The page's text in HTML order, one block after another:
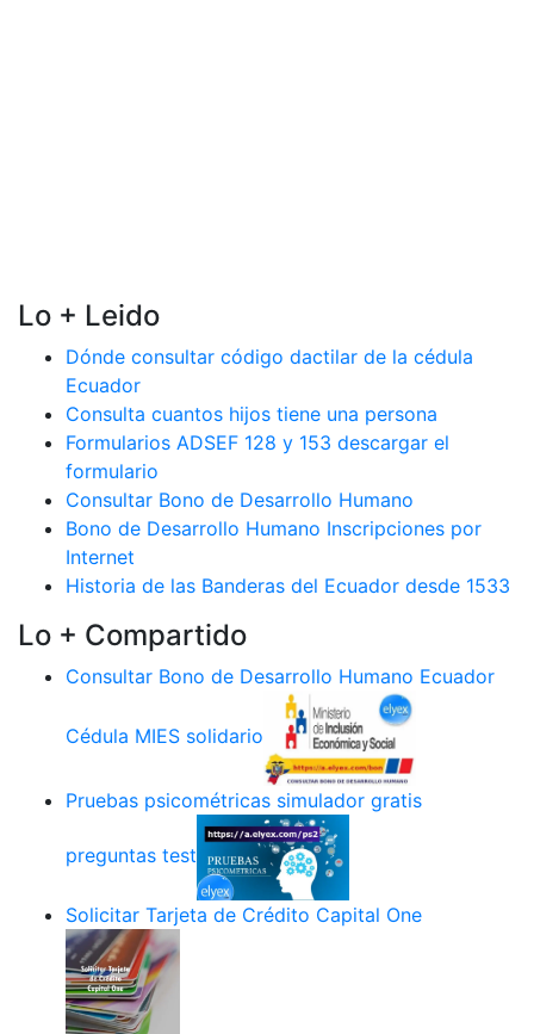
Lo + Leido
Dónde consultar código dactilar de la cédula
Ecuador
Consulta cuantos hijos tiene una persona
Formularios ADSEF 128 y 153 descargar el
formulario
Consultar Bono de Desarrollo Humano
Bono de Desarrollo Humano Inscripciones por
Internet
Historia de las Banderas del Ecuador desde 1533
Lo + Compartido
Consultar Bono de Desarrollo Humano Ecuador
Cédula MIES solidario
Pruebas psicométricas simulador gratis
preguntas test
Solicitar Tarjeta de Crédito Capital One